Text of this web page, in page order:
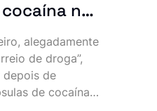
no
da
alegadamente
de droga”,
depois de
de cocaína